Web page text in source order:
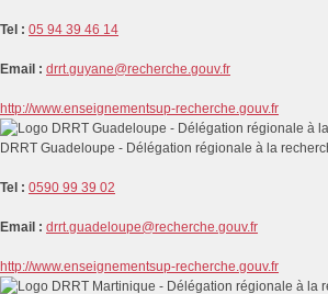
Tel : 05 94 39 46 14
Email : drrt.guyane@recherche.gouv.fr
http://www.enseignementsup-recherche.gouv.fr
DRRT Guadeloupe - Délégation régionale à la
Tel : 0590 99 39 02
Email : drrt.guadeloupe@recherche.gouv.fr
http://www.enseignementsup-recherche.gouv.fr